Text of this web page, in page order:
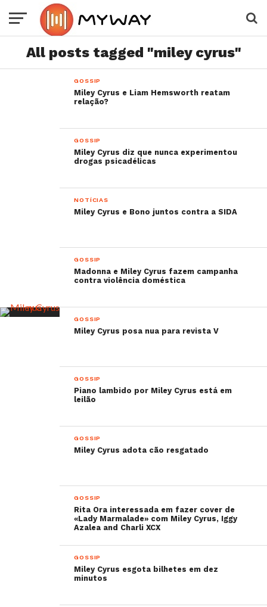
All posts tagged "miley cyrus"
GOSSIP
Miley Cyrus e Liam Hemsworth reatam
relação?
GOSSIP
Miley Cyrus diz que nunca experimentou
drogas psicadélicas
NOTÍCIAS
Miley Cyrus e Bono juntos contra a SIDA
GOSSIP
Madonna e Miley Cyrus fazem campanha
contra violência doméstica
GOSSIP
Miley Cyrus posa nua para revista V
GOSSIP
Piano lambido por Miley Cyrus está em
leilão
GOSSIP
Miley Cyrus adota cão resgatado
GOSSIP
Rita Ora interessada em fazer cover de
«Lady Marmalade» com Miley Cyrus, Iggy
Azalea and Charli XCX
GOSSIP
Miley Cyrus esgota bilhetes em dez
minutos